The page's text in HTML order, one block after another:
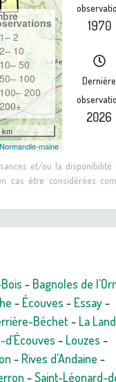
1– 2
2– 10
10– 50
50– 100
100– 200
km
maine
1970
Dernière
2026
et/ou la disponibilité
cas être considérées
- Bagnoles de
- Écouves - Essay-
Béchet- La
d'Écouves - Louzes -
- Rives d'Andaine -
-Saint-Léonard-